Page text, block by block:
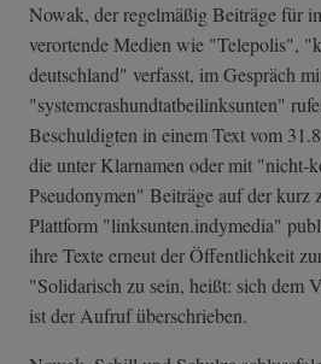
Nowak, der regelmäßig Beiträge für
verortende Medien wie "Telepolis",
deutschland" verfasst, im Gespräch
"systemcrashund­tatbeilinksunte­n"
Beschuldigten in einem Text vom
die unter Klarnamen oder mit "nicht-
Pseudonymen" Beiträge auf der kurz
Plattform "linksunten.indymedia"
ihre Texte erneut der Öffentlichkeit
"Solidarisch zu sein, heißt: sich dem
ist der Aufruf überschrieben.